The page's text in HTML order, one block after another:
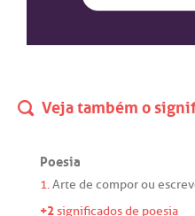
Veja também o
Poesia
1.Arte de comporou
+2significados de poesia